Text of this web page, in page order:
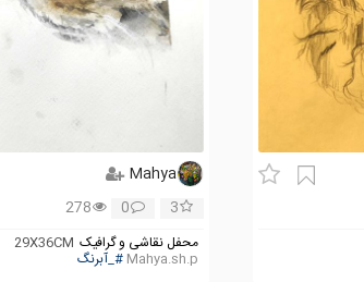
Mahya
3
0
278
محفل نقاشی و گرافیک 29X36CM
Mahya.sh.p #_آبرنگ